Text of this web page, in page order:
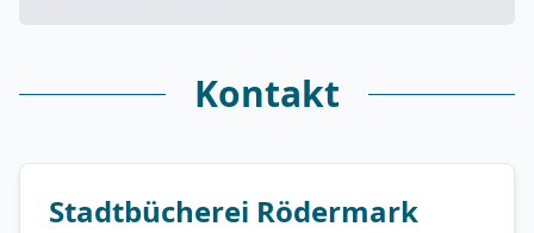
Kontakt
Stadtbücherei Rödermark